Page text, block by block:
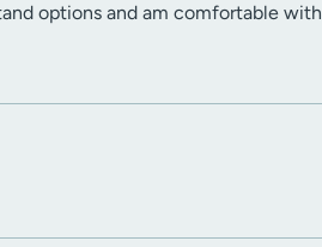
options and am comfortable with